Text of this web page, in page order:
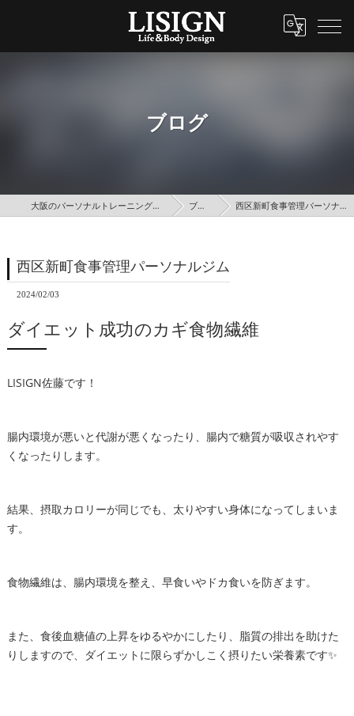
ブログ
大阪のパーソナルトレーニングはLISIGN ブログ 西区新町食事管理パーソナルジム
西区新町食事管理パーソナルジム
2024/02/03
ダイエット成功のカギ食物繊維
LISIGN佐藤です！
腸内環境が悪いと代謝が悪くなったり、腸内で糖質が吸収されやす
くなったりします。
結果、摂取カロリーが同じでも、太りやすい身体になってしまいま
す。
食物繊維は、腸内環境を整え、早食いやドカ食いを防ぎます。
また、食後血糖値の上昇をゆるやかにしたり、脂質の排出を助けた
りしますので、ダイエットに限らずかしこく摂りたい栄養素です✨